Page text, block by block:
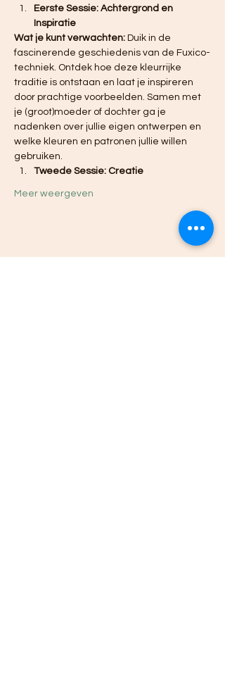
Eerste Sessie: Achtergrond en
Inspiratie
Wat je kunt verwachten: Duik in de
fascinerende geschiedenis van de Fuxico-
techniek. Ontdek hoe deze kleurrijke
traditie is ontstaan en laat je inspireren
door prachtige voorbeelden. Samen met
je (groot)moeder of dochter ga je
nadenken over jullie eigen ontwerpen en
welke kleuren en patronen jullie willen
gebruiken.
Tweede Sessie: Creatie
Meer weergeven